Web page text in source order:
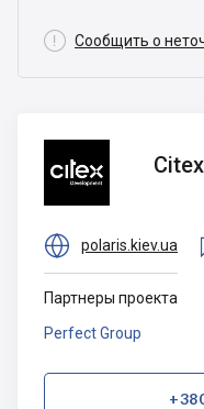
 Сообщить о
Development
 polaris.kiev.ua
Партнеры проекта
Perfect Group